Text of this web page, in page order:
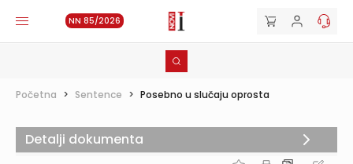
NN 85/2026
Početna > Sentence > Posebno u slučaju oprosta
Detalji dokumenta